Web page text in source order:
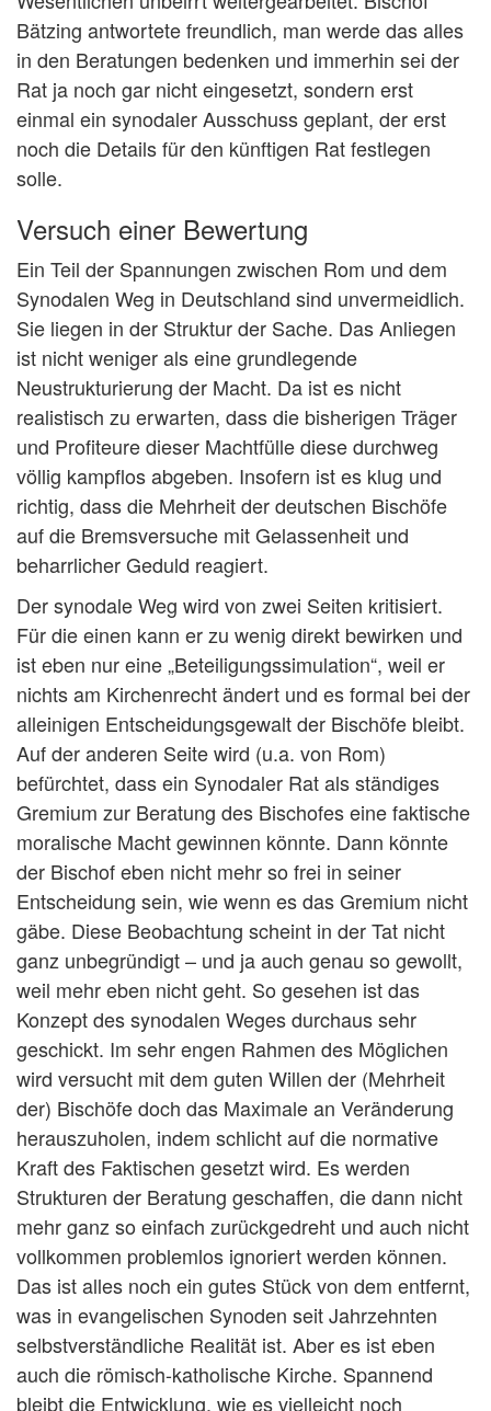
Bätzing antwortete freundlich, man werde das alles
in den Beratungen bedenken und immerhin sei der
Rat ja noch gar nicht eingesetzt, sondern erst
einmal ein synodaler Ausschuss geplant, der erst
noch die Details für den künftigen Rat festlegen
solle.
Versuch einer Bewertung
Ein Teil der Spannungen zwischen Rom und dem
Synodalen Weg in Deutschland sind unvermeidlich.
Sie liegen in der Struktur der Sache. Das Anliegen
ist nicht weniger als eine grundlegende
Neustrukturierung der Macht. Da ist es nicht
realistisch zu erwarten, dass die bisherigen Träger
und Profiteure dieser Machtfülle diese durchweg
völlig kampflos abgeben. Insofern ist es klug und
richtig, dass die Mehrheit der deutschen Bischöfe
auf die Bremsversuche mit Gelassenheit und
beharrlicher Geduld reagiert.
Der synodale Weg wird von zwei Seiten kritisiert.
Für die einen kann er zu wenig direkt bewirken und
ist eben nur eine „Beteiligungssimulation“, weil er
nichts am Kirchenrecht ändert und es formal bei der
alleinigen Entscheidungsgewalt der Bischöfe bleibt.
Auf der anderen Seite wird (u.a. von Rom)
befürchtet, dass ein Synodaler Rat als ständiges
Gremium zur Beratung des Bischofes eine faktische
moralische Macht gewinnen könnte. Dann könnte
der Bischof eben nicht mehr so frei in seiner
Entscheidung sein, wie wenn es das Gremium nicht
gäbe. Diese Beobachtung scheint in der Tat nicht
ganz unbegründigt – und ja auch genau so gewollt,
weil mehr eben nicht geht. So gesehen ist das
Konzept des synodalen Weges durchaus sehr
geschickt. Im sehr engen Rahmen des Möglichen
wird versucht mit dem guten Willen der (Mehrheit
der) Bischöfe doch das Maximale an Veränderung
herauszuholen, indem schlicht auf die normative
Kraft des Faktischen gesetzt wird. Es werden
Strukturen der Beratung geschaffen, die dann nicht
mehr ganz so einfach zurückgedreht und auch nicht
vollkommen problemlos ignoriert werden können.
Das ist alles noch ein gutes Stück von dem entfernt,
was in evangelischen Synoden seit Jahrzehnten
selbstverständliche Realität ist. Aber es ist eben
auch die römisch-katholische Kirche. Spannend
bleibt die Entwicklung, wie es vielleicht noch